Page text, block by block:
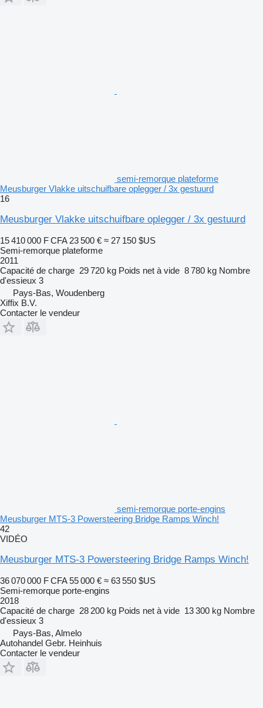
semi-remorque plateforme
Meusburger Vlakke uitschuifbare oplegger / 3x gestuurd
16
Meusburger Vlakke uitschuifbare oplegger / 3x gestuurd
15 410 000 F CFA 23 500 € ≈ 27 150 $US
Semi-remorque plateforme
2011
Capacité de charge 29 720 kg Poids net à vide 8 780 kg Nombre
d'essieux 3
Pays-Bas, Woudenberg
Xiffix B.V.
Contacter le vendeur
semi-remorque porte-engins
Meusburger MTS-3 Powersteering Bridge Ramps Winch!
42
VIDÉO
Meusburger MTS-3 Powersteering Bridge Ramps Winch!
36 070 000 F CFA 55 000 € ≈ 63 550 $US
Semi-remorque porte-engins
2018
Capacité de charge 28 200 kg Poids net à vide 13 300 kg Nombre
d'essieux 3
Pays-Bas, Almelo
Autohandel Gebr. Heinhuis
Contacter le vendeur